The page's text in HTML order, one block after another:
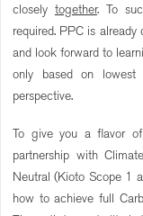
closely together. To
required. PPC is
and look forward to
only based on
perspective.
To give you a flavor
partnership with
Neutral (Kioto Scope 1
how to achieve full